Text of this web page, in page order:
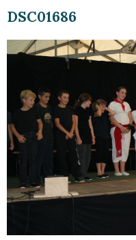
DSC01686